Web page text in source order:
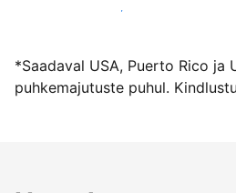
Võõrusta meiega juba täna
*Saadaval USA, Puerto Rico ja
puhkemajutuste puhul.